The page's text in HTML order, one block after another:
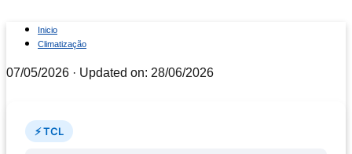
Inicio
Climatização
07/05/2026 · Updated on: 28/06/2026
⚡ TCL